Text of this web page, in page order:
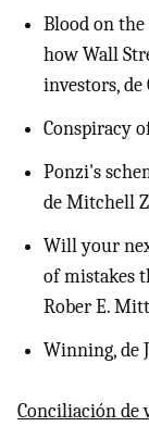
Blood on
how Wall
investors, de
Conspiracy
Ponzi's
de Mitchell
Will your
of mistakes
Rober E.
Winning, de
Conciliación de